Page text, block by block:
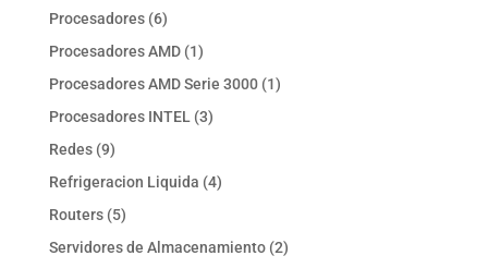
productos
Procesadores 66
productos
Procesadores AMD 11
producto
Procesadores AMD Serie 3000 11
Procesadores INTEL 33
Redes 99
productos
Refrigeracion Liquida 44
Routers 55
productos
Servidores de Almacenamiento 22